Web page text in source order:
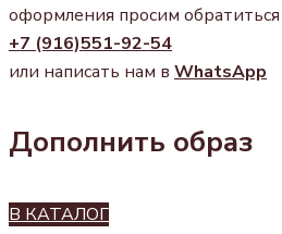
оформления просим
+7 (916)551-92-54
или написать нам в WhatsApp
Дополнить образ
В КАТАЛОГ